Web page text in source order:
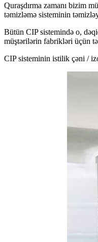
Quraşdırma zamanı bizim
təmizləmə sisteminin
Bütün CIP sistemində o,
müştərilərin fabrikləri üçün
CIP sisteminin istilik çəni /